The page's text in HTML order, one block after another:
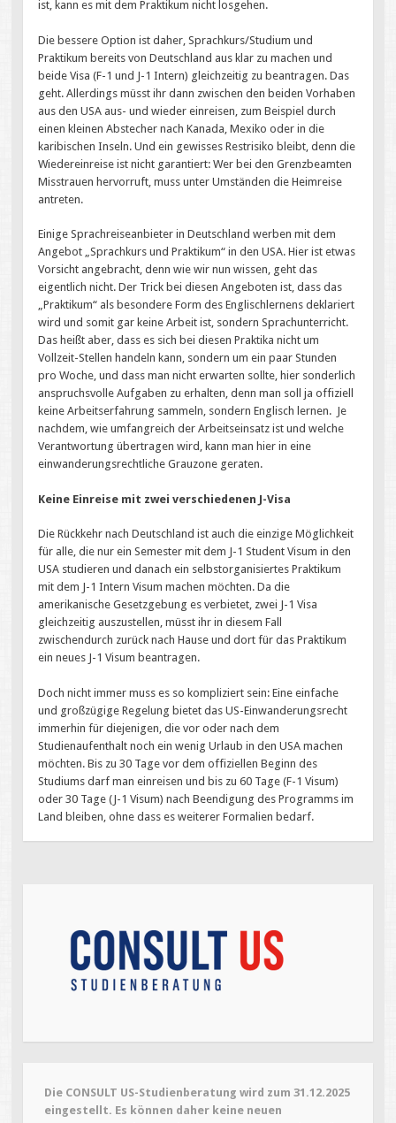
ist, kann es mit dem Praktikum nicht losgehen.
Die bessere Option ist daher, Sprachkurs/Studium und
Praktikum bereits von Deutschland aus klar zu machen und
beide Visa (F-1 und J-1 Intern) gleichzeitig zu beantragen. Das
geht. Allerdings müsst ihr dann zwischen den beiden Vorhaben
aus den USA aus- und wieder einreisen, zum Beispiel durch
einen kleinen Abstecher nach Kanada, Mexiko oder in die
karibischen Inseln. Und ein gewisses Restrisiko bleibt, denn die
Wiedereinreise ist nicht garantiert: Wer bei den Grenzbeamten
Misstrauen hervorruft, muss unter Umständen die Heimreise
antreten.
Einige Sprachreiseanbieter in Deutschland werben mit dem
Angebot „Sprachkurs und Praktikum“ in den USA. Hier ist etwas
Vorsicht angebracht, denn wie wir nun wissen, geht das
eigentlich nicht. Der Trick bei diesen Angeboten ist, dass das
„Praktikum“ als besondere Form des Englischlernens deklariert
wird und somit gar keine Arbeit ist, sondern Sprachunterricht.
Das heißt aber, dass es sich bei diesen Praktika nicht um
Vollzeit-Stellen handeln kann, sondern um ein paar Stunden
pro Woche, und dass man nicht erwarten sollte, hier sonderlich
anspruchsvolle Aufgaben zu erhalten, denn man soll ja offiziell
keine Arbeitserfahrung sammeln, sondern Englisch lernen. Je
nachdem, wie umfangreich der Arbeitseinsatz ist und welche
Verantwortung übertragen wird, kann man hier in eine
einwanderungsrechtliche Grauzone geraten.
Keine Einreise mit zwei verschiedenen J-Visa
Die Rückkehr nach Deutschland ist auch die einzige Möglichkeit
für alle, die nur ein Semester mit dem J-1 Student Visum in den
USA studieren und danach ein selbstorganisiertes Praktikum
mit dem J-1 Intern Visum machen möchten. Da die
amerikanische Gesetzgebung es verbietet, zwei J-1 Visa
gleichzeitig auszustellen, müsst ihr in diesem Fall
zwischendurch zurück nach Hause und dort für das Praktikum
ein neues J-1 Visum beantragen.
Doch nicht immer muss es so kompliziert sein: Eine einfache
und großzügige Regelung bietet das US-Einwanderungsrecht
immerhin für diejenigen, die vor oder nach dem
Studienaufenthalt noch ein wenig Urlaub in den USA machen
möchten. Bis zu 30 Tage vor dem offiziellen Beginn des
Studiums darf man einreisen und bis zu 60 Tage (F-1 Visum)
oder 30 Tage (J-1 Visum) nach Beendigung des Programms im
Land bleiben, ohne dass es weiterer Formalien bedarf.
Die CONSULT US-Studienberatung wird zum 31.12.2025
eingestellt. Es können daher keine neuen